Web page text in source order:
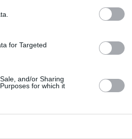
for Targeted
and/or Sharing
for which it
“El Rey León”,
cuatrocientas.
en las
que lamentar
llegó a
ubicado en al
PSOE.